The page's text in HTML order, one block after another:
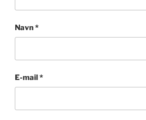
Navn*
E-mail*